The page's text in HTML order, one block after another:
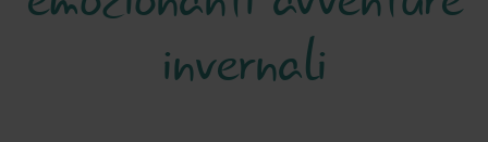
invernali